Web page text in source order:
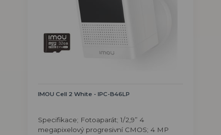
IMOU Cell 2 White - IPC-B46LP
Specifikace; Fotoaparát; 1/2,9” 4
megapixelový progresivní CMOS; 4 MP